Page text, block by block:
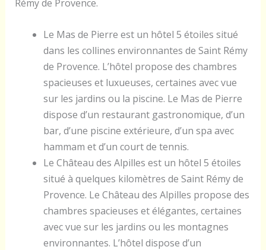
Rémy de Provence.
Le Mas de Pierre est un hôtel 5 étoiles situé
dans les collines environnantes de Saint Rémy
de Provence. L’hôtel propose des chambres
spacieuses et luxueuses, certaines avec vue
sur les jardins ou la piscine. Le Mas de Pierre
dispose d’un restaurant gastronomique, d’un
bar, d’une piscine extérieure, d’un spa avec
hammam et d’un court de tennis.
Le Château des Alpilles est un hôtel 5 étoiles
situé à quelques kilomètres de Saint Rémy de
Provence. Le Château des Alpilles propose des
chambres spacieuses et élégantes, certaines
avec vue sur les jardins ou les montagnes
environnantes. L’hôtel dispose d’un